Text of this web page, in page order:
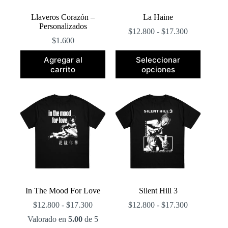
Llaveros Corazón –
Personalizados
$1.600
Agregar al
carrito
La Haine
$12.800 - $17.300Rango
precios:
hasta
Seleccionar
opciones
producto
tiene
opciones
se
pueden
elegir
en
la
In The Mood For Love
$12.800 - $17.300Rango
precios:
Valorado en5.00 de 5
Silent Hill 3
$12.800 - $17.300Rango